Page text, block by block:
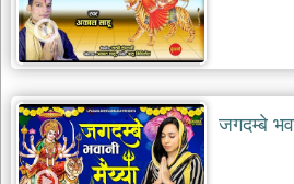
जगदम्बे